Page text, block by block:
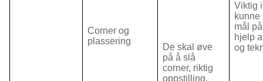
Corner og
plassering
De skal øve
på å slå
corner, riktig
oppstilling,
Viktig
kunne
mål
hjelp
og